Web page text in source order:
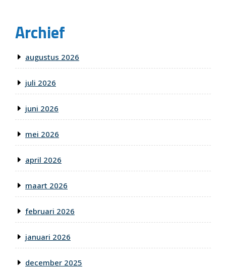
Archief
augustus 2026
juli 2026
juni 2026
mei 2026
april 2026
maart 2026
februari 2026
januari 2026
december 2025